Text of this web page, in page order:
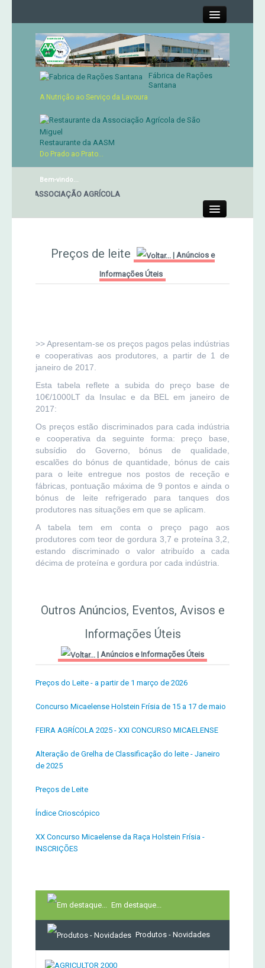
Contactos
Serviços
Concursos Micaelenses
Fábrica de Rações
Santana
A Nutrição ao Serviço da Lavoura
Restaurante da AASM
Do Prado ao Prato...
Bem-vindo...
DA ASSOCIAÇÃO AGRÍCOLA
MERCADO AGRÍCOLA DE SANTANA
Preços de leite | Anúncios e
Informações Úteis
>> Apresentam-se os preços pagos pelas indústrias
e cooperativas aos produtores, a partir de 1 de
janeiro de 2017.
Esta tabela reflete a subida do preço base de
10€/1000LT da Insulac e da BEL em janeiro de
2017:
Os preços estão discriminados para cada indústria
e cooperativa da seguinte forma: preço base,
subsídio do Governo, bónus de qualidade,
escalões do bónus de quantidade, bónus de cais
para o leite entregue nos postos de receção e
fábricas, pontuação máxima de 9 pontos e ainda o
bónus de leite refrigerado para tanques dos
produtores nas situações em que se aplicam.
A tabela tem em conta o preço pago aos
produtores com teor de gordura 3,7 e proteína 3,2,
estando discriminado o valor atribuído a cada
décima de proteína e gordura por cada indústria.
Outros Anúncios, Eventos, Avisos e
Informações Úteis
| Anúncios e Informações Úteis
Preços do Leite - a partir de 1 março de 2026
Concurso Micaelense Holstein Frísia de 15 a 17 de maio
FEIRA AGRÍCOLA 2025 - XXI CONCURSO MICAELENSE
Alteração de Grelha de Classificação do leite - Janeiro
de 2025
Preços de Leite
Índice Crioscópico
XX Concurso Micaelense da Raça Holstein Frísia -
INSCRIÇÕES
Em destaque...
Produtos - Novidades